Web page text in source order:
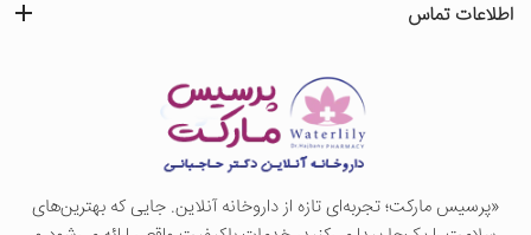
«پرسيس ماركت؛ تجربه‌ای تازه از داروخانه آنلاین. جایی که بهترین‌های
اطلاعات تماس